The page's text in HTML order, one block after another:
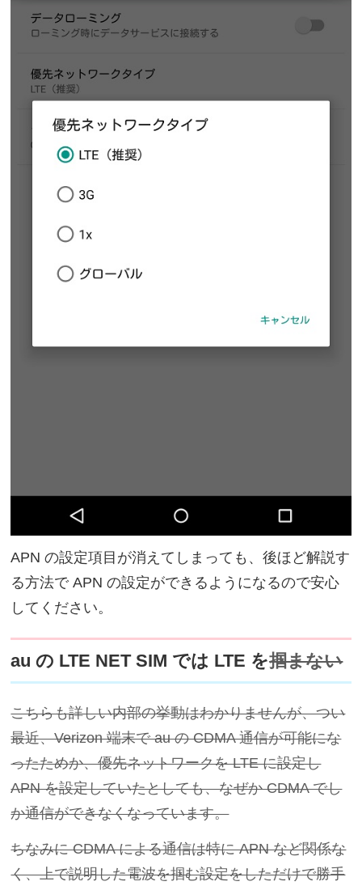
APN の設定項目が消えてしまっても、後ほど解説す
る方法で APN の設定ができるようになるので安心
してください。
au の LTE NET SIM では LTE を掴まない
こちらも詳しい内部の挙動はわかりませんが、つい
最近、Verizon 端末で au の CDMA 通信が可能にな
ったためか、優先ネットワークを LTE に設定し
APN を設定していたとしても、なぜか CDMA でし
か通信ができなくなっています。
ちなみに CDMA による通信は特に APN など関係な
く、上で説明した電波を掴む設定をしただけで勝手